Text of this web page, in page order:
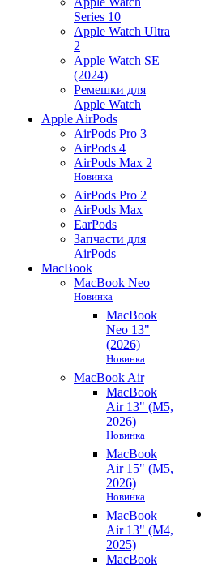
Series 10
Apple Watch Ultra
2
Apple Watch SE
(2024)
Ремешки для
Apple Watch
Apple AirPods
AirPods Pro 3
AirPods 4
AirPods Max 2
Новинка
AirPods Pro 2
AirPods Max
EarPods
Запчасти для
AirPods
MacBook
MacBook Neo
Новинка
MacBook
Neo 13"
(2026)
Новинка
MacBook Air
MacBook
Air 13" (M5,
2026)
Новинка
MacBook
Air 15" (M5,
2026)
Новинка
MacBook
Air 13" (M4,
2025)
MacBook